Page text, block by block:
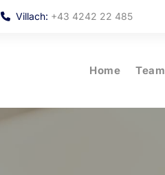
 Villach: +43 4242 22 485
Home Team